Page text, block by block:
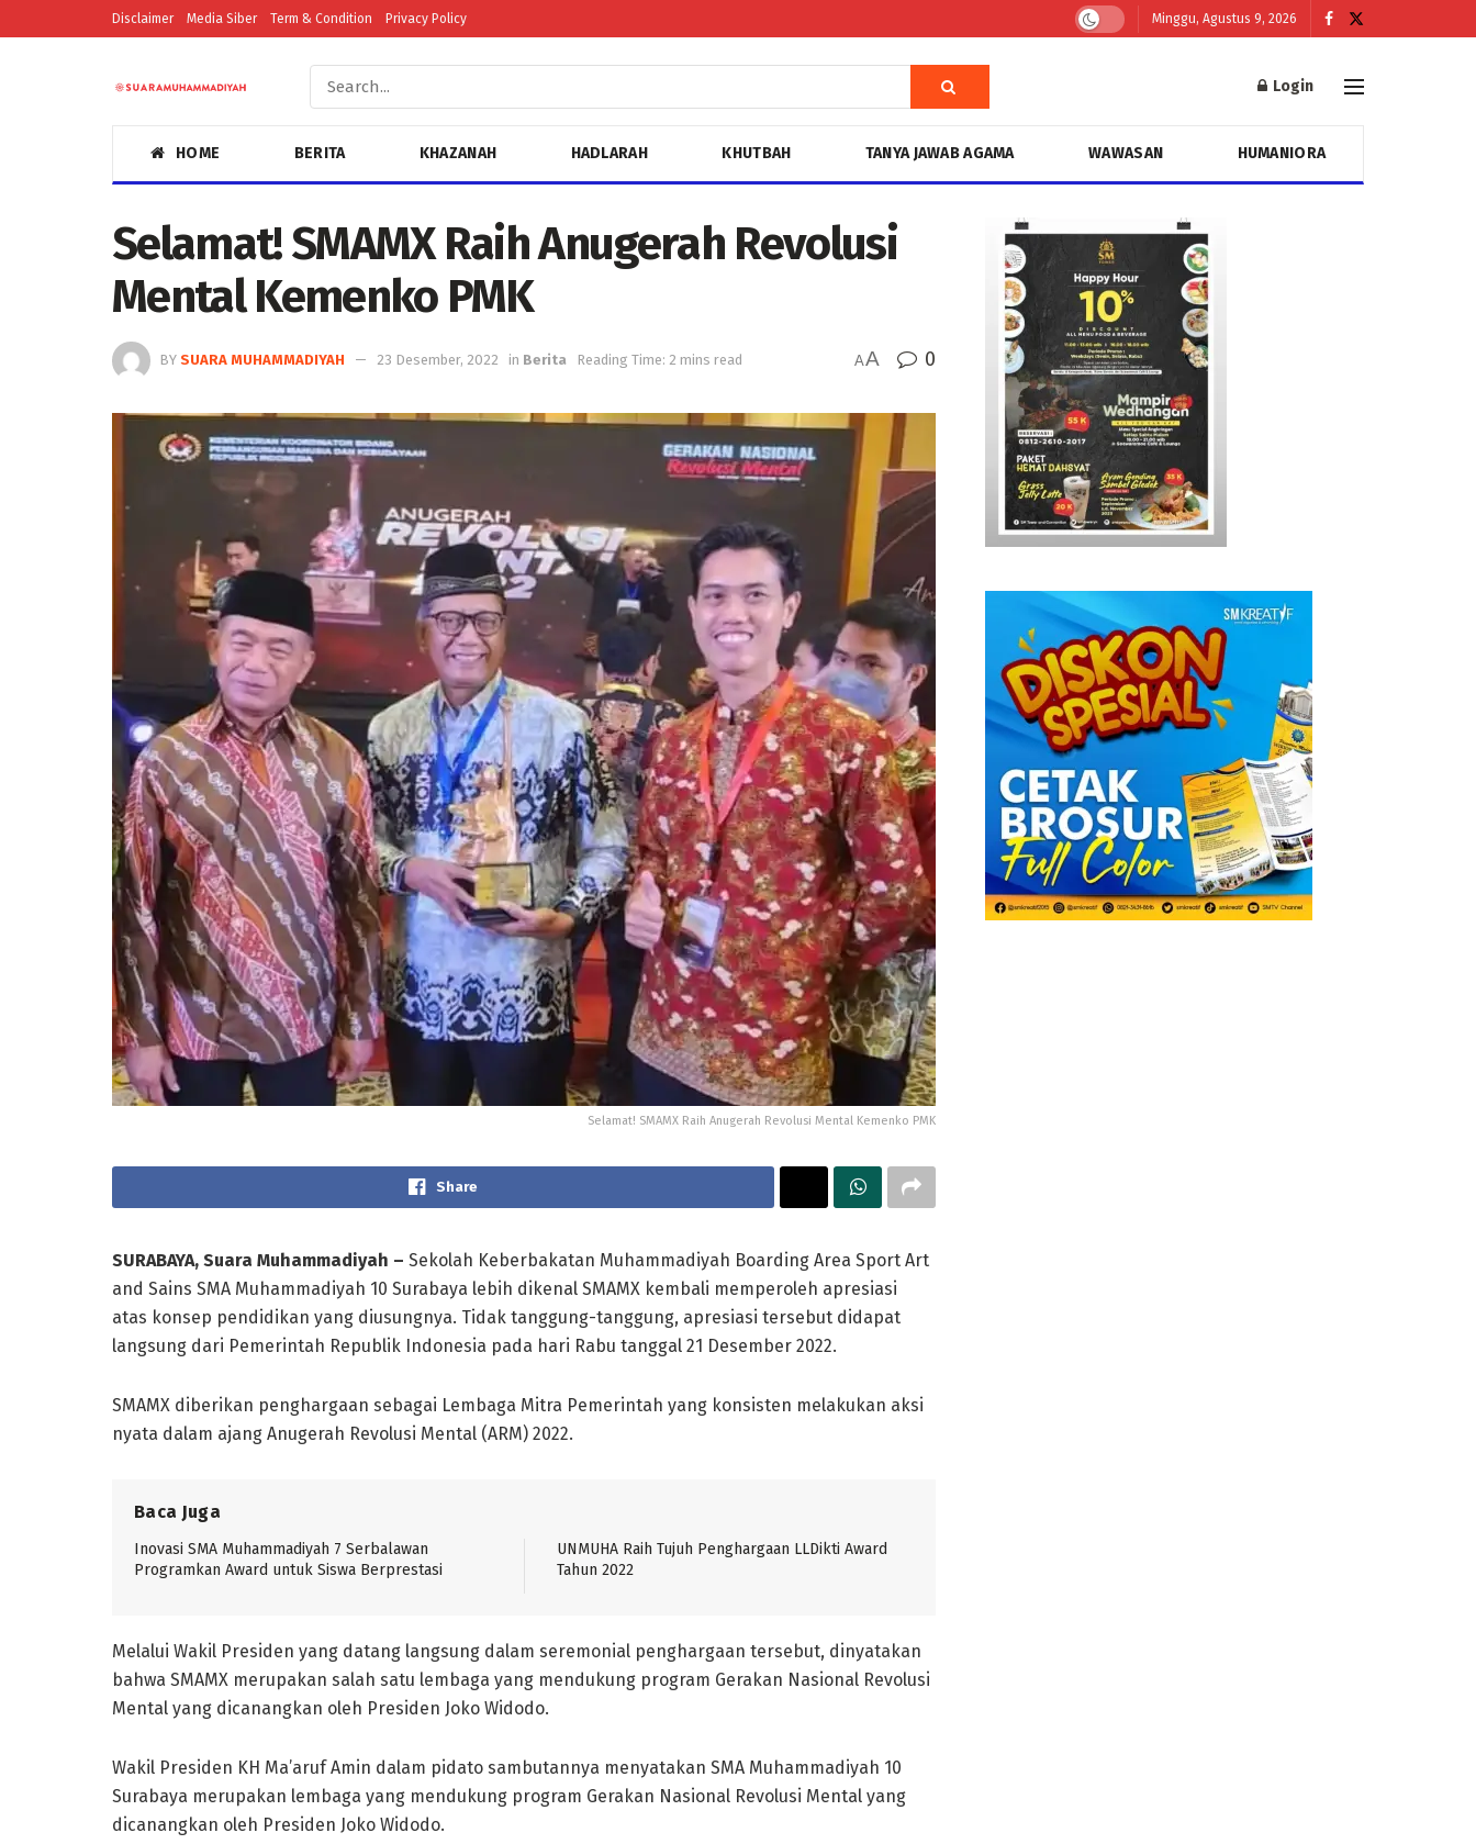
Disclaimer Media Siber Term & Condition Privacy Policy Minggu, Agustus 9, 2026
Login
HOME BERITA KHAZANAH HADLARAH KHUTBAH TANYA JAWAB AGAMA WAWASAN HUMANIORA
Selamat! SMAMX Raih Anugerah Revolusi
Mental Kemenko PMK
BY SUARA MUHAMMADIYAH 23 Desember, 2022 in Berita Reading Time: 2 mins read AA 0
Selamat! SMAMX Raih Anugerah Revolusi Mental Kemenko PMK
Share
SURABAYA, Suara Muhammadiyah – Sekolah Keberbakatan Muhammadiyah Boarding Area Sport Art
and Sains SMA Muhammadiyah 10 Surabaya lebih dikenal SMAMX kembali memperoleh apresiasi
atas konsep pendidikan yang diusungnya. Tidak tanggung-tanggung, apresiasi tersebut didapat
langsung dari Pemerintah Republik Indonesia pada hari Rabu tanggal 21 Desember 2022.
SMAMX diberikan penghargaan sebagai Lembaga Mitra Pemerintah yang konsisten melakukan aksi
nyata dalam ajang Anugerah Revolusi Mental (ARM) 2022.
Baca Juga
Inovasi SMA Muhammadiyah 7 Serbalawan
Programkan Award untuk Siswa Berprestasi
UNMUHA Raih Tujuh Penghargaan LLDikti Award
Tahun 2022
Melalui Wakil Presiden yang datang langsung dalam seremonial penghargaan tersebut, dinyatakan
bahwa SMAMX merupakan salah satu lembaga yang mendukung program Gerakan Nasional Revolusi
Mental yang dicanangkan oleh Presiden Joko Widodo.
Wakil Presiden KH Ma’aruf Amin dalam pidato sambutannya menyatakan SMA Muhammadiyah 10
Surabaya merupakan lembaga yang mendukung program Gerakan Nasional Revolusi Mental yang
dicanangkan oleh Presiden Joko Widodo.